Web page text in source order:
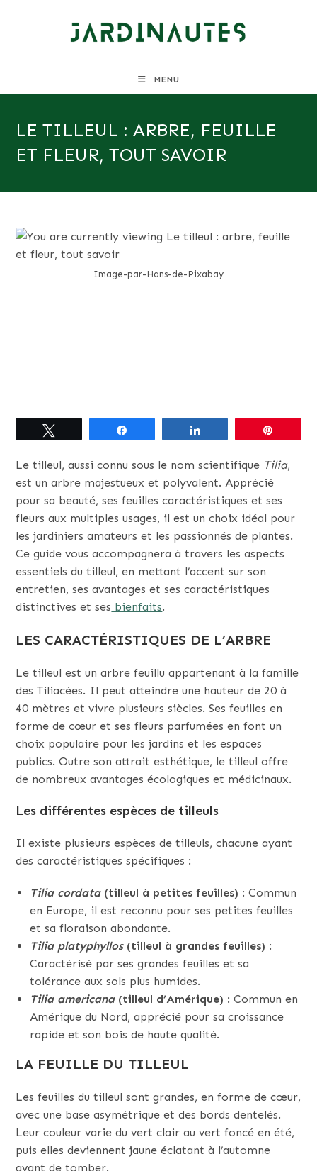
MENU
LE TILLEUL : ARBRE, FEUILLE
ET FLEUR, TOUT SAVOIR
Image-par-Hans-de-Pixabay
Le tilleul, aussi connu sous le nom scientifique Tilia,
est un arbre majestueux et polyvalent. Apprécié
pour sa beauté, ses feuilles caractéristiques et ses
fleurs aux multiples usages, il est un choix idéal pour
les jardiniers amateurs et les passionnés de plantes.
Ce guide vous accompagnera à travers les aspects
essentiels du tilleul, en mettant l’accent sur son
entretien, ses avantages et ses caractéristiques
distinctives et ses bienfaits.
LES CARACTÉRISTIQUES DE L’ARBRE
Le tilleul est un arbre feuillu appartenant à la famille
des Tiliacées. Il peut atteindre une hauteur de 20 à
40 mètres et vivre plusieurs siècles. Ses feuilles en
forme de cœur et ses fleurs parfumées en font un
choix populaire pour les jardins et les espaces
publics. Outre son attrait esthétique, le tilleul offre
de nombreux avantages écologiques et médicinaux.
Les différentes espèces de tilleuls
Il existe plusieurs espèces de tilleuls, chacune ayant
des caractéristiques spécifiques :
Tilia cordata(tilleul à petites feuilles) : Commun
en Europe, il est reconnu pour ses petites feuilles
et sa floraison abondante.
Tilia platyphyllos(tilleul à grandes feuilles) :
Caractérisé par ses grandes feuilles et sa
tolérance aux sols plus humides.
Tilia americana (tilleul d’Amérique) : Commun en
Amérique du Nord, apprécié pour sa croissance
rapide et son bois de haute qualité.
LA FEUILLE DU TILLEUL
Les feuilles du tilleul sont grandes, en forme de cœur,
avec une base asymétrique et des bords dentelés.
Leur couleur varie du vert clair au vert foncé en été,
puis elles deviennent jaune éclatant à l’automne
avant de tomber.